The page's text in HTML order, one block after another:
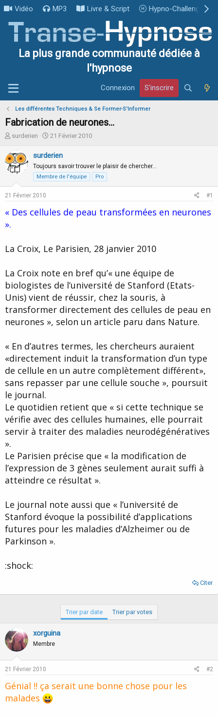
Vidéo MP3 Livre & Script Hypno-Challenge
La plus grande communauté dédiée à
l'hypnose
Connexion S'inscrire
Les différentes Techniques & Se Former-S'Informer
Fabrication de neurones...
I
i
t
i
t
e
r
a
s
c
s
s
i
surderien
D
t
d
e
d
u
21 Février 2010
surderien
Toujours savoir trouver le plaisir de chercher…
Membre de l'équipe Pro
21 Février 2010 #1
« Des cellules de peau transformées en neurones
».
La Croix, Le Parisien, 28 janvier 2010
La Croix note en bref qu’« une équipe de
biologistes de l’université de Stanford (Etats-
Unis) vient de réussir, chez la souris, à
transformer directement des cellules de peau en
neurones », selon un article paru dans Nature.
« En d’autres termes, les chercheurs auraient
«directement induit la transformation d’un type
de cellule en un autre complètement différent»,
sans repasser par une cellule souche », poursuit
le journal.
Le quotidien retient que « si cette technique se
vérifie avec des cellules humaines, elle pourrait
servir à traiter des maladies neurodégénératives
».
Le Parisien précise que « la modification de
l’expression de 3 gènes seulement aurait suffi à
atteindre ce résultat ».
Le journal note aussi que « l’université de
Stanford évoque la possibilité d’applications
futures pour les maladies d’Alzheimer ou de
Parkinson ».
:shock:
Citer
Trier par date Trier par votes
xorguina
Membre
21 Février 2010 #2
Génial !! ça serait une bonne chose pour les
malades